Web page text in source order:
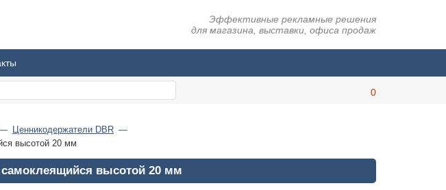
Эффективные рекламные решения
для магазина, выставки, офиса продаж
Ценникодержатели DBR
высотой 20 мм
высотой 20 мм